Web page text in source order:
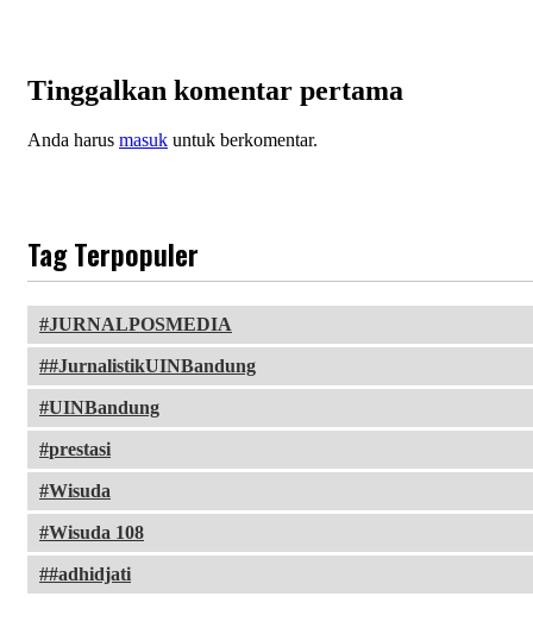
Tinggalkan komentar pertama
Anda harus masuk untuk berkomentar.
Tag Terpopuler
JURNALPOSMEDIA
#JurnalistikUINBandung
UINBandung
prestasi
Wisuda
Wisuda 108
#adhidjati